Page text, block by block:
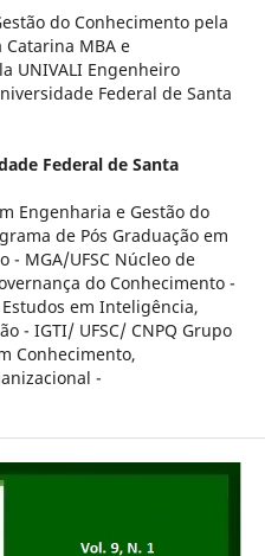
do Conhecimento pela
MBA e
UNIVALI Engenheiro
Federal de Santa
Federal de Santa
Engenharia e Gestão do
de Pós Graduação em
- MGA/UFSC Núcleo de
do Conhecimento -
Estudos em Inteligência,
- IGTI/ UFSC/ CNPQ Grupo
Conhecimento,
-